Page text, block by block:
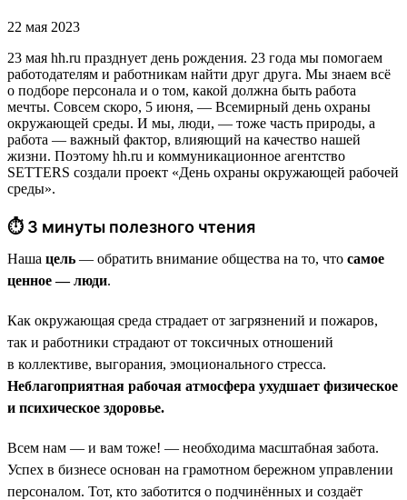
22 мая 2023
23 мая hh.ru празднует день рождения. 23 года мы помогаем
работодателям и работникам найти друг друга. Мы знаем всё
о подборе персонала и о том, какой должна быть работа
мечты. Совсем скоро, 5 июня, — Всемирный день охраны
окружающей среды. И мы, люди, — тоже часть природы, а
работа — важный фактор, влияющий на качество нашей
жизни. Поэтому hh.ru и коммуникационное агентство
SETTERS создали проект «День охраны окружающей рабочей
среды».
⏱ 3 минуты полезного чтения
Наша цель — обратить внимание общества на то, что самое
ценное — люди.
Как окружающая среда страдает от загрязнений и пожаров,
так и работники страдают от токсичных отношений
в коллективе, выгорания, эмоционального стресса.
Неблагоприятная рабочая атмосфера ухудшает физическое
и психическое здоровье.
Всем нам — и вам тоже! — необходима масштабная забота.
Успех в бизнесе основан на грамотном бережном управлении
персоналом. Тот, кто заботится о подчинённых и создаёт